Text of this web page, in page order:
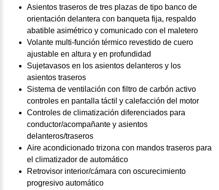
Asientos traseros de tres plazas de tipo banco de
orientación delantera con banqueta fija, respaldo
abatible asimétrico y comunicado con el maletero
Volante multi-función térmico revestido de cuero
ajustable en altura y en profundidad
Sujetavasos en los asientos delanteros y los
asientos traseros
Sistema de ventilación con filtro de carbón activo
controles en pantalla táctil y calefacción del motor
Controles de climatización diferenciados para
conductor/acompañante y asientos
delanteros/traseros
Aire acondicionado trizona con mandos traseros para
el climatizador de automático
Retrovisor interior/cámara con oscurecimiento
progresivo automático